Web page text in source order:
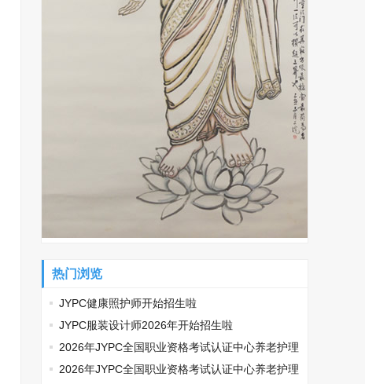
热门浏览
JYPC健康照护师开始招生啦
JYPC服装设计师2026年开始招生啦
2026年JYPC全国职业资格考试认证中心养老护理
师开始报名啦
2026年JYPC全国职业资格考试认证中心养老护理